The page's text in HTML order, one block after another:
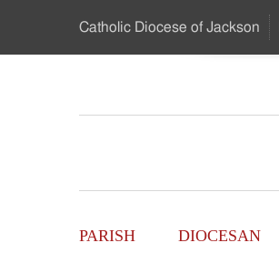
…
Catholic Diocese of Jackson
Catholic
-
Main
PARISH DIOCESAN